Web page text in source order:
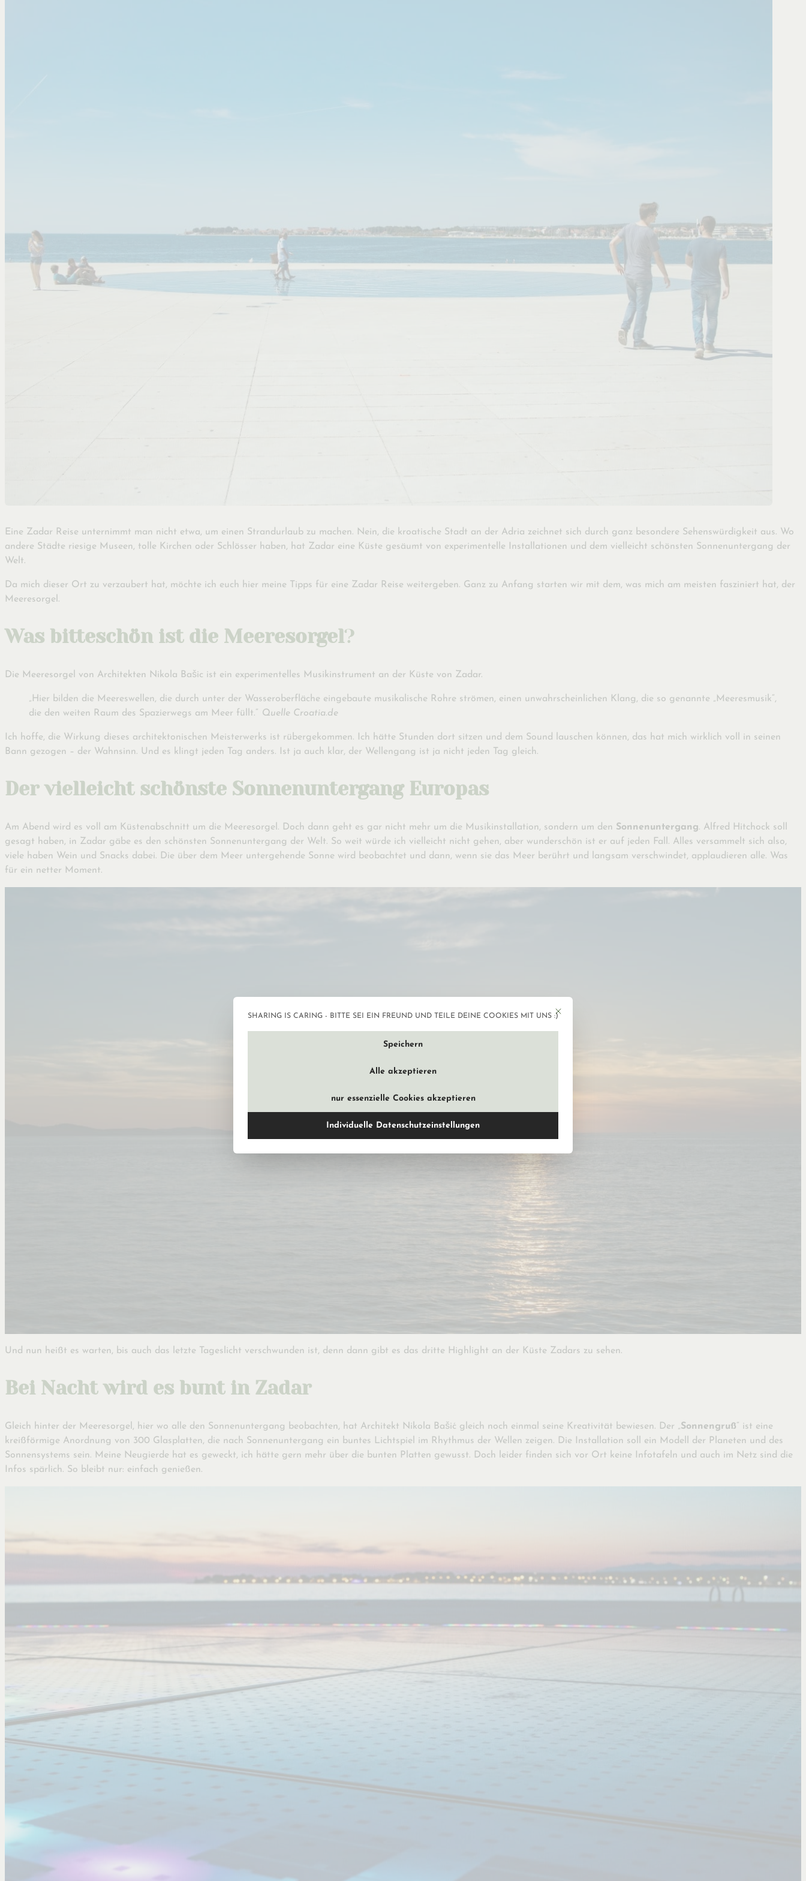
Eine Zadar Reise unternimmt man nicht etwa, um einen Strandurlaub zu machen. Nein, die kroatische Stadt an der Adria zeichnet sich durch ganz besondere Sehenswürdigkeit aus. Wo
andere Städte riesige Museen, tolle Kirchen oder Schlösser haben, hat Zadar eine Küste gesäumt von experimentelle Installationen und dem vielleicht schönsten Sonnenuntergang der
Welt.
Da mich dieser Ort zu verzaubert hat, möchte ich euch hier meine Tipps für eine Zadar Reise weitergeben. Ganz zu Anfang starten wir mit dem, was mich am meisten fasziniert hat, der
Meeresorgel.
Was bitteschön ist die Meeresorgel?
Die Meeresorgel von Architekten Nikola Bašic ist ein experimentelles Musikinstrument an der Küste von Zadar.
„Hier bilden die Meereswellen, die durch unter der Wasseroberfläche eingebaute musikalische Rohre strömen, einen unwahrscheinlichen Klang, die so genannte „Meeresmusik“,
die den weiten Raum des Spazierwegs am Meer füllt.“ Quelle Croatia.de
Ich hoffe, die Wirkung dieses architektonischen Meisterwerks ist rübergekommen. Ich hätte Stunden dort sitzen und dem Sound lauschen können, das hat mich wirklich voll in seinen
Bann gezogen – der Wahnsinn. Und es klingt jeden Tag anders. Ist ja auch klar, der Wellengang ist ja nicht jeden Tag gleich.
Der vielleicht schönste Sonnenuntergang Europas
Am Abend wird es voll am Küstenabschnitt um die Meeresorgel. Doch dann geht es gar nicht mehr um die Musikinstallation, sondern um den Sonnenuntergang. Alfred Hitchock soll
gesagt haben, in Zadar gäbe es den schönsten Sonnenuntergang der Welt. So weit würde ich vielleicht nicht gehen, aber wunderschön ist er auf jeden Fall. Alles versammelt sich also,
viele haben Wein und Snacks dabei. Die über dem Meer untergehende Sonne wird beobachtet und dann, wenn sie das Meer berührt und langsam verschwindet, applaudieren alle. Was
für ein netter Moment.
Und nun heißt es warten, bis auch das letzte Tageslicht verschwunden ist, denn dann gibt es das dritte Highlight an der Küste Zadars zu sehen.
Bei Nacht wird es bunt in Zadar
Gleich hinter der Meeresorgel, hier wo alle den Sonnenuntergang beobachten, hat Architekt Nikola Bašić gleich noch einmal seine Kreativität bewiesen. Der „Sonnengruß“ ist eine
kreißförmige Anordnung von 300 Glasplatten, die nach Sonnenuntergang ein buntes Lichtspiel im Rhythmus der Wellen zeigen. Die Installation soll ein Modell der Planeten und des
Sonnensystems sein. Meine Neugierde hat es geweckt, ich hätte gern mehr über die bunten Platten gewusst. Doch leider finden sich vor Ort keine Infotafeln und auch im Netz sind die
Infos spärlich. So bleibt nur: einfach genießen.
Mit diesem Button wird der Dialog geschlossen. Seine Funktionalität ist
Datenschutzeinstellungen
SHARING IS CARING - BITTE SEI EIN FREUND UND TEILE DEINE COOKIES MIT UNS :)
Speichern
Alle akzeptieren
nur essenzielle Cookies akzeptieren
Individuelle Datenschutzeinstellungen